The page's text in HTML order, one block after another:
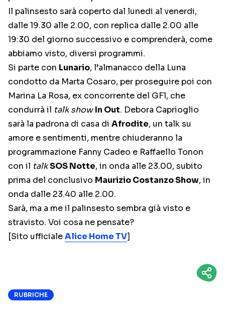
Il palinsesto sarà coperto dal lunedi al venerdi,
dalle 19.30 alle 2.00, con replica dalle 2.00 alle
19:30 del giorno successivo e comprenderà, come
abbiamo visto, diversi programmi.
Si parte con Lunario, l’almanacco della Luna
condotto da Marta Cosaro, per proseguire poi con
Marina La Rosa, ex concorrente del GF1, che
condurrà il talk showIn Out. Debora Caprioglio
sarà la padrona di casa di Afrodite, un talk su
amore e sentimenti, mentre chiuderanno la
programmazione Fanny Cadeo e Raffaello Tonon
con il talkSOS Notte, in onda alle 23.00, subito
prima del conclusivo Maurizio Costanzo Show, in
onda dalle 23.40 alle 2.00.
Sarà, ma a me il palinsesto sembra già visto e
stravisto. Voi cosa ne pensate?
[Sito ufficialeAlice Home TV]
RUBRICHE